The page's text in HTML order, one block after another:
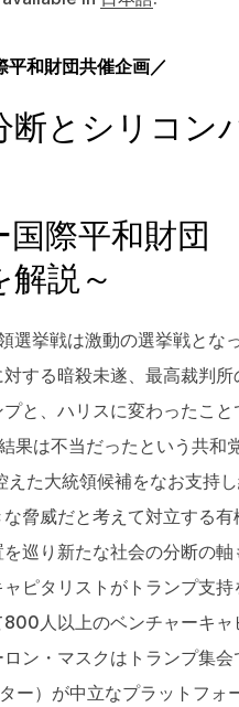
和財団共催企画／
断とシリコン
国際平和財
解説～
選挙戦は激動の選挙戦とな
する暗殺未遂、最高裁判
と、ハリスに変わったこ
果は不当だったという共和
た大統領候補をなお支持
脅威だと考えて対立する
巡り新たな社会の分断の
ピタリストがトランプ支
人以上のベンチャーキ
ン・マスクはトランプ集
ー）が中立なプラットフォ